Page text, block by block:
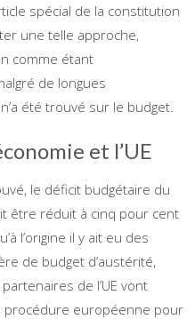
spécial de la constitution
une telle approche,
comme étant
de longues
été trouvé sur le budget.
et l’UE
le déficit budgétaire du
être réduit à cinq pour cent
l’origine il y ait eu des
de budget d’austérité,
de l’UE vont
procédure européenne pour